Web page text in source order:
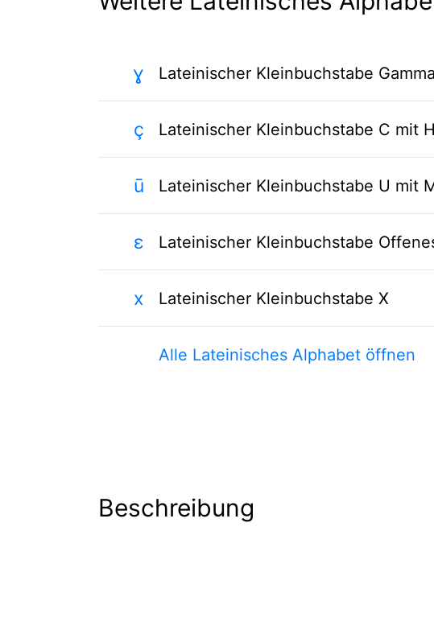
ɣ Lateinischer Kleinbuchstabe Gamma
ç Lateinischer Kleinbuchstabe C mit
ū Lateinischer Kleinbuchstabe U mit
ɛ Lateinischer Kleinbuchstabe
x Lateinischer Kleinbuchstabe X
Alle Lateinisches Alphabet öffnen
Beschreibung